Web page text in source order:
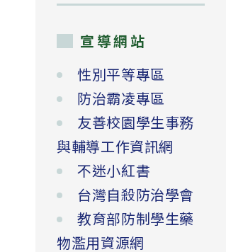
宣導網站
性別平等專區
防治霸凌專區
友善校園學生事務
與輔導工作資訊網
不迷小紅書
台灣自殺防治學會
教育部防制學生藥
物濫用資源網